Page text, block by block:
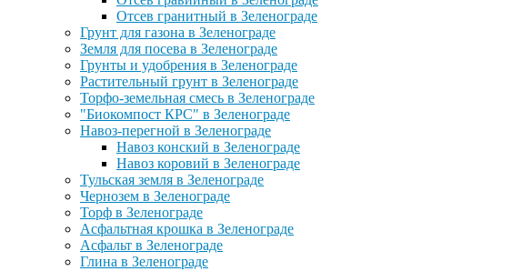
Отсев гранитный в Зеленограде
Грунт для газона в Зеленограде
Земля для посева в Зеленограде
Грунты и удобрения в Зеленограде
Растительный грунт в Зеленограде
Торфо-земельная смесь в Зеленограде
"Биокомпост КРС" в Зеленограде
Навоз-перегной в Зеленограде
Навоз конский в Зеленограде
Навоз коровий в Зеленограде
Тульская земля в Зеленограде
Чернозем в Зеленограде
Торф в Зеленограде
Асфальтная крошка в Зеленограде
Асфальт в Зеленограде
Глина в Зеленограде